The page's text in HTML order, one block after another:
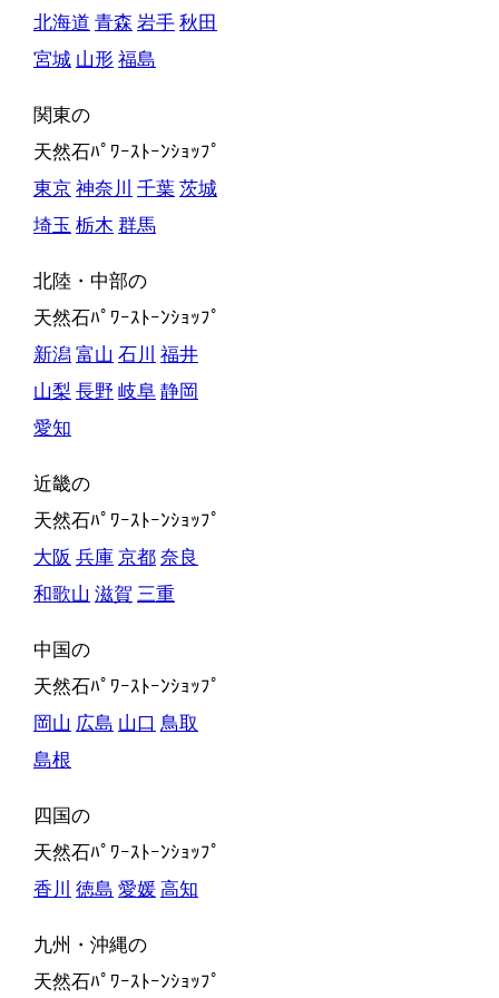
北海道 青森 岩手 秋田
宮城 山形 福島
関東の
天然石ﾊﾟﾜｰｽﾄｰﾝｼｮｯﾌﾟ
東京 神奈川 千葉 茨城
埼玉 栃木 群馬
北陸・中部の
天然石ﾊﾟﾜｰｽﾄｰﾝｼｮｯﾌﾟ
新潟 富山 石川 福井
山梨 長野 岐阜 静岡
愛知
近畿の
天然石ﾊﾟﾜｰｽﾄｰﾝｼｮｯﾌﾟ
大阪 兵庫 京都 奈良
和歌山 滋賀 三重
中国の
天然石ﾊﾟﾜｰｽﾄｰﾝｼｮｯﾌﾟ
岡山 広島 山口 鳥取
島根
四国の
天然石ﾊﾟﾜｰｽﾄｰﾝｼｮｯﾌﾟ
香川 徳島 愛媛 高知
九州・沖縄の
天然石ﾊﾟﾜｰｽﾄｰﾝｼｮｯﾌﾟ